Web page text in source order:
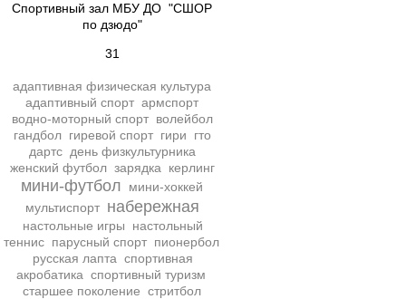
Спортивный зал МБУ ДО "СШОР
по дзюдо"
31
адаптивная физическая культура
адаптивный спорт армспорт
водно-моторный спорт волейбол
гандбол гиревой спорт гири
гто
дартс день физкультурника
женский футбол зарядка керлинг
мини-футбол
мини-хоккей
мультиспорт набережная
настольные игры
настольный
теннис парусный спорт пионербол
русская лапта спортивная
акробатика спортивный туризм
старшее поколение стритбол